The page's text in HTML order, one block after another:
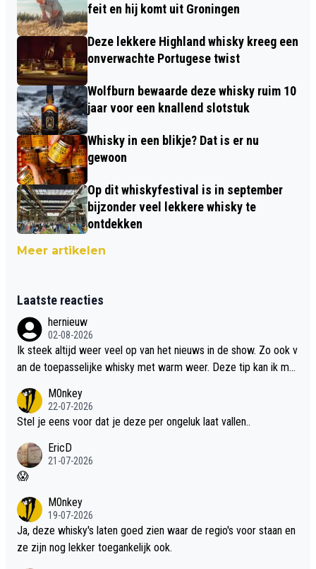
feit en hij komt uit Groningen
Deze lekkere Highland whisky kreeg een
onverwachte Portugese twist
Wolfburn bewaarde deze whisky ruim 10
jaar voor een knallend slotstuk
Whisky in een blikje? Dat is er nu
gewoon
Op dit whiskyfestival is in september
bijzonder veel lekkere whisky te
ontdekken
Meer artikelen
Laatste reacties
hernieuw
02-08-2026
Ik steek altijd weer veel op van het nieuws in de show. Zo ook v
an de toepasselijke whisky met warm weer. Deze tip kan ik met
M0nkey
22-07-2026
Stel je eens voor dat je deze per ongeluk laat vallen..
EricD
21-07-2026
😱
M0nkey
19-07-2026
Ja, deze whisky's laten goed zien waar de regio's voor staan en
ze zijn nog lekker toegankelijk ook.